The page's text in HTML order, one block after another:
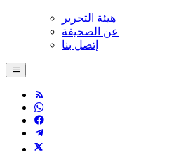
هيئة التحرير
عن الصحيفة
إتصل بنا